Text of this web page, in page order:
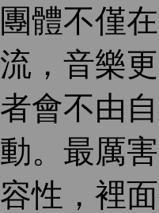
團體不僅
流，音樂
者會不由
動。最厲
容性，裡